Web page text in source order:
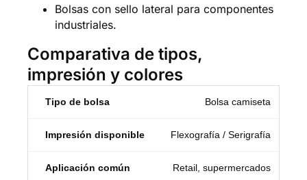
Bolsas con sello lateral para componentes
industriales.
Comparativa de tipos,
impresión y colores
Bolsa camiseta
Flexografía / Serigrafía
Retail, supermercados